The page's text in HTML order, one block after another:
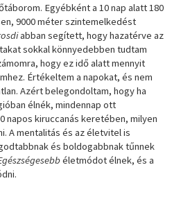
Egyébként a 10 nap alatt 180
9000 méter szintemelkedést
abban segített, hogy hazatérve az
sokkal könnyedebben tudtam
hogy ez idő alatt mennyit
Értékeltem a napokat, és nem
Azért belegondoltam, hogy ha
élnék, mindennap ott
napos kiruccanás keretében, milyen
A mentalitás és az életvitel is
és boldogabbnak tűnnek
életmódot élnek, és a